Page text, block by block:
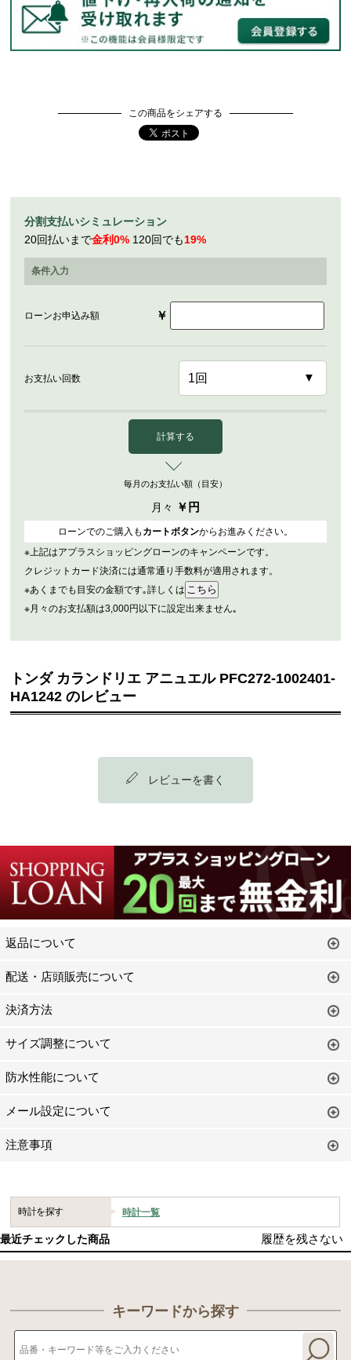
この商品をシェアする
分割支払いシミュレーション
20回払いまで金利0% 120回でも19%
条件入力
ローンお申込み額 ￥
お支払い回数
計算する
毎月のお支払い額（目安）
月々 ￥ 円
ローンでのご購入も カートボタンからお進みください。
※上記はアプラスショッピングローンのキャンペーンです。
クレジットカード決済には通常通り手数料が適用されます。
※あくまでも目安の金額です｡詳しくは
※月々のお支払額は3,000円以下に設定出来ません｡
トンダ カランドリエ アニュエル PFC272-1002401-
HA1242 のレビュー
レビューを書く
返品について
配送・店頭販売について
決済方法
サイズ調整について
防水性能について
メール設定について
注意事項
時計を探す 時計一覧
最近チェックした商品 履歴を残さない
キーワードから探す